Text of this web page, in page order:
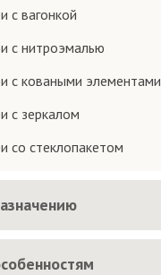
с вагонкой
с нитроэмалью
с коваными элементами
с зеркалом
со стеклопакетом